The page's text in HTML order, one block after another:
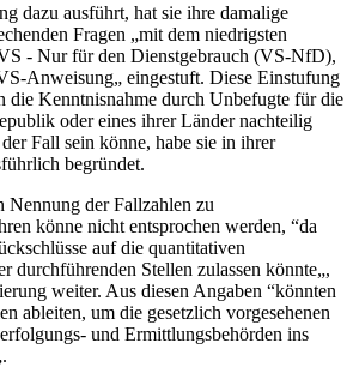
dazu ausführt, hat sie ihre damalige
Fragen „mit dem niedrigsten
- Nur für den Dienstgebrauch (VS-NfD),
Anweisung„ eingestuft. Diese Einstufung
die Kenntnisnahme durch Unbefugte für die
oder eines ihrer Länder nachteilig
Fall sein könne, habe sie in ihrer
begründet.
Nennung der Fallzahlen zu
könne nicht entsprochen werden, “da
auf die quantitativen
durchführenden Stellen zulassen könnte„,
weiter. Aus diesen Angaben “könnten
ableiten, um die gesetzlich vorgesehenen
und Ermittlungsbehörden ins